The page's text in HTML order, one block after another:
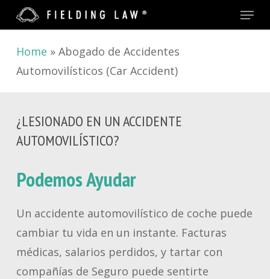
Skip
to
main
content
Menu
Home » Abogado de Accidentes
Automovilísticos (Car Accident)
¿LESIONADO EN UN ACCIDENTE
AUTOMOVILÍSTICO?
Podemos Ayudar
Un accidente automovilístico de coche puede
cambiar tu vida en un instante. Facturas
médicas, salarios perdidos, y tartar con
compañías de Seguro puede sentirte